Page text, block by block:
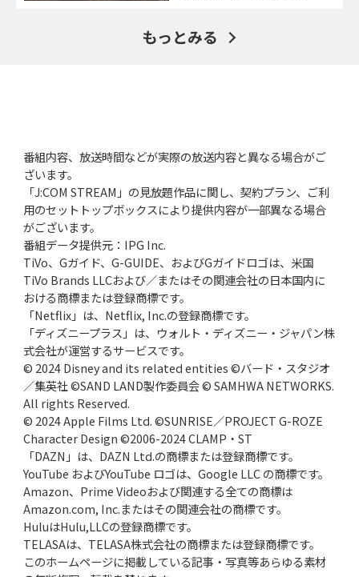
もっとみる
番組内容、放送時間などが実際の放送内容と異なる場合がご
ざいます。
「J:COM STREAM」の見放題作品に関し、契約プラン、ご利
用のセットトップボックスにより提供内容が一部異なる場合
がございます。
番組データ提供元：IPG Inc.
TiVo、Gガイド、G-GUIDE、およびGガイドロゴは、米国
TiVo Brands LLCおよび／またはその関連会社の日本国内に
おける商標または登録商標です。
「Netflix」は、Netflix, Inc.の登録商標です。
「ディズニープラス」は、ウォルト・ディズニー・ジャパン株
式会社が運営するサービスです。
© 2024 Disney and its related entities ©バード・スタジオ
／集英社 ©SAND LAND製作委員会 © SAMHWA NETWORKS.
All rights Reserved.
© 2024 Apple Films Ltd. ©SUNRISE／PROJECT G-ROZE
Character Design ©2006-2024 CLAMP・ST
「DAZN」は、DAZN Ltd.の商標または登録商標です。
YouTube およびYouTube ロゴは、Google LLC の商標です。
Amazon、Prime Videoおよび関連する全ての商標は
Amazon.com, Inc.またはその関連会社の商標です。
HuluはHulu,LLCの登録商標です。
TELASAは、TELASA株式会社の商標または登録商標です。
このホームページに掲載している記事・写真等あらゆる素材